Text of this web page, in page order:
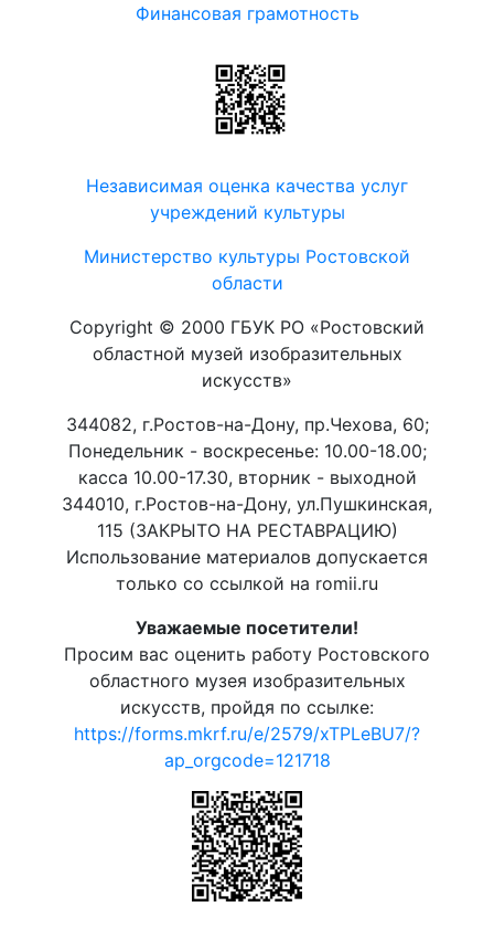
Финансовая грамотность
Независимая оценка качества услуг
учреждений культуры
Министерство культуры Ростовской
области
Copyright © 2000 ГБУК РО «Ростовский
областной музей изобразительных
искусств»
344082, г.Ростов-на-Дону, пр.Чехова, 60;
Понедельник - воскресенье: 10.00-18.00;
касса 10.00-17.30, вторник - выходной
344010, г.Ростов-на-Дону, ул.Пушкинская,
115 (ЗАКРЫТО НА РЕСТАВРАЦИЮ)
Использование материалов допускается
только со ссылкой на romii.ru
Уважаемые посетители!
Просим вас оценить работу Ростовского
областного музея изобразительных
искусств, пройдя по ссылке:
https://forms.mkrf.ru/e/2579/xTPLeBU7/?
ap_orgcode=121718